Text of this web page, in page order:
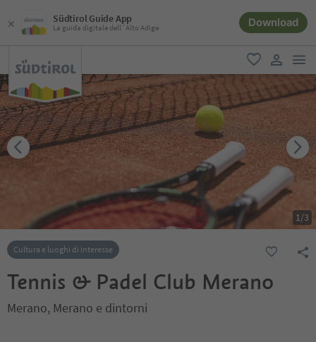
Südtirol Guide App
La guida digitale dell´Alto Adige Download
favoriti
user link
1/3
Cultura e luoghi di interesse
Tennis & Padel Club Merano
Merano, Merano e dintorni